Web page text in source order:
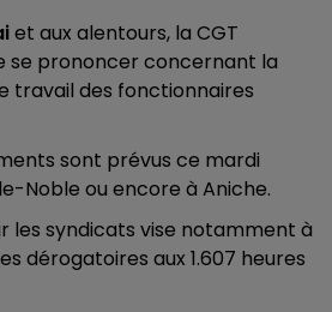
et aux alentours, la CGT
se prononcer concernant la
travail des fonctionnaires
sont prévus ce mardi
Noble ou encore à Aniche.
les syndicats vise notamment à
dérogatoires aux 1.607 heures